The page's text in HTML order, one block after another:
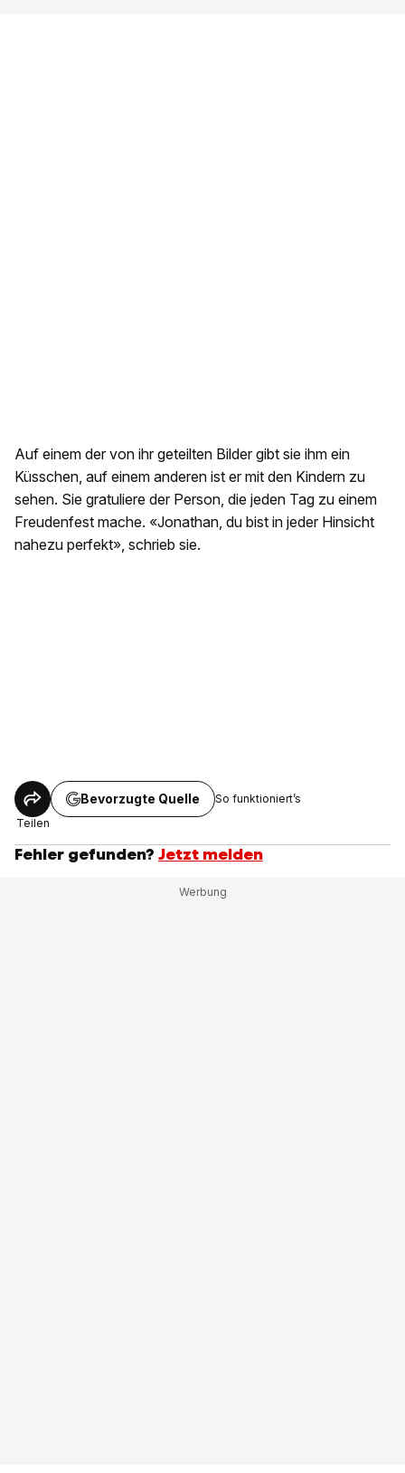
Auf einem der von ihr geteilten Bilder gibt sie ihm ein
Küsschen, auf einem anderen ist er mit den Kindern zu
sehen. Sie gratuliere der Person, die jeden Tag zu einem
Freudenfest mache. «Jonathan, du bist in jeder Hinsicht
nahezu perfekt», schrieb sie.
Teilen
Bevorzugte Quelle So funktioniert’s
Fehler gefunden? Jetzt melden